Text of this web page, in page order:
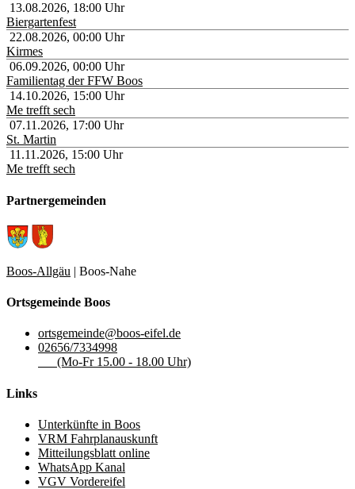
13.08.2026, 18:00 Uhr
Biergartenfest
22.08.2026, 00:00 Uhr
Kirmes
06.09.2026, 00:00 Uhr
Familientag der FFW Boos
14.10.2026, 15:00 Uhr
Me trefft sech
07.11.2026, 17:00 Uhr
St. Martin
11.11.2026, 15:00 Uhr
Me trefft sech
Partnergemeinden
Boos-Allgäu | Boos-Nahe
Ortsgemeinde Boos
ortsgemeinde@boos-eifel.de
02656/7334998
(Mo-Fr 15.00 - 18.00 Uhr)
Links
Unterkünfte in Boos
VRM Fahrplanauskunft
Mitteilungsblatt online
WhatsApp Kanal
VGV Vordereifel